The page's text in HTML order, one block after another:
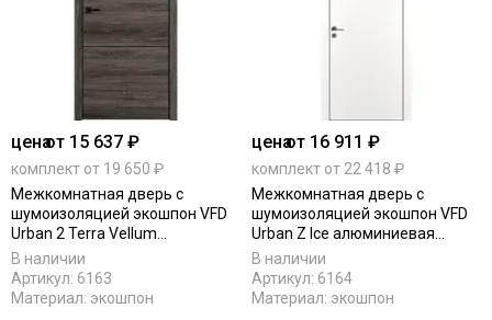
ценаот 15 637 ₽
комплект от 19 650 ₽
Межкомнатная дверь с
шумоизоляцией экошпон VFD
Urban 2 Terra Vellum
алюминиевый молдинг black
mould
В наличии
Артикул: 6163
Материал: экошпон
ценаот 16 911 ₽
комплект от 22 418 ₽
Межкомнатная дверь с
шумоизоляцией экошпон VFD
Urban Z Ice алюминиевая
кромка black edge
В наличии
Артикул: 6164
Материал: экошпон